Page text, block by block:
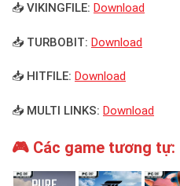
📥 VIKINGFILE: Download
📥 TURBOBIT: Download
📥 HITFILE: Download
📥 MULTI LINKS: Download
🎮 Các game tương tự: